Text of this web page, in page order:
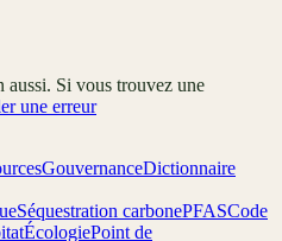
aussi. Si vous trouvez une
une erreur
GouvernanceDictionnaire
Séquestration carbonePFASCode
ÉcologiePoint de